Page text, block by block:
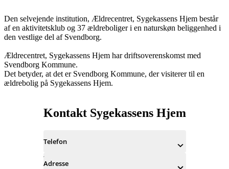
Den selvejende institution, Ældrecentret, Sygekassens Hjem består
af en aktivitetsklub og 37 ældreboliger i en naturskøn beliggenhed i
den vestlige del af Svendborg.
Ældrecentret, Sygekassens Hjem har driftsoverenskomst med
Svendborg Kommune.
Det betyder, at det er Svendborg Kommune, der visiterer til en
ældrebolig på Sygekassens Hjem.
Kontakt Sygekassens Hjem
Telefon
Adresse